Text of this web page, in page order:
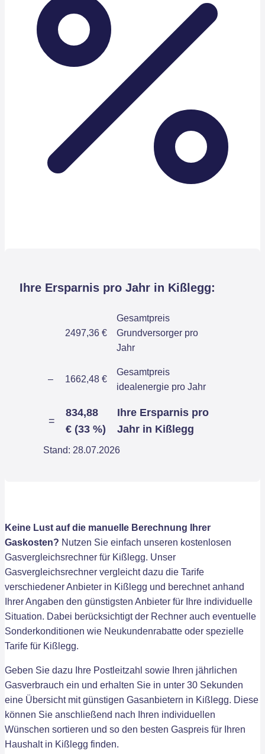
Ihre Ersparnis pro Jahr in Kißlegg:
2497,36 €
Gesamtpreis
Grundversorger pro
Jahr
– 1662,48 €
Gesamtpreis
idealenergie pro Jahr
=
834,88
€ (33 %)
Ihre Ersparnis pro
Jahr in Kißlegg
Stand: 28.07.2026
Keine Lust auf die manuelle Berechnung Ihrer
Gaskosten? Nutzen Sie einfach unseren kostenlosen
Gasvergleichsrechner für Kißlegg. Unser
Gasvergleichsrechner vergleicht dazu die Tarife
verschiedener Anbieter in Kißlegg und berechnet anhand
Ihrer Angaben den günstigsten Anbieter für Ihre individuelle
Situation. Dabei berücksichtigt der Rechner auch eventuelle
Sonderkonditionen wie Neukundenrabatte oder spezielle
Tarife für Kißlegg.
Geben Sie dazu Ihre Postleitzahl sowie Ihren jährlichen
Gasverbrauch ein und erhalten Sie in unter 30 Sekunden
eine Übersicht mit günstigen Gasanbietern in Kißlegg. Diese
können Sie anschließend nach Ihren individuellen
Wünschen sortieren und so den besten Gaspreis für Ihren
Haushalt in Kißlegg finden.